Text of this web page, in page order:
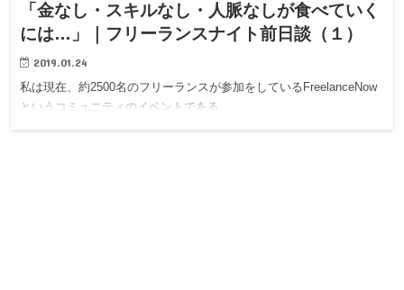
「金なし・スキルなし・人脈なしが食べていく
には…」｜フリーランスナイト前日談（１）
2019.01.24
私は現在、約2500名のフリーランスが参加をしているFreelanceNow
というコミュニティのイベントである…